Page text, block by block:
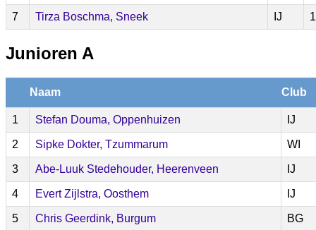
7 Tirza Boschma, Sneek IJ
Junioren A
Naam Club
1 Stefan Douma, Oppenhuizen IJ
2 Sipke Dokter, Tzummarum WI
3 Abe-Luuk Stedehouder, Heerenveen IJ
4 Evert Zijlstra, Oosthem IJ
5 Chris Geerdink, Burgum BG